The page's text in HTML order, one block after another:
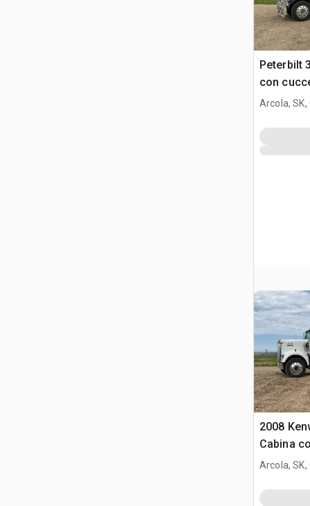
Peterbilt
con
stradale
Arcola, SK,
2008
Cabina
trattore
Arcola, SK,